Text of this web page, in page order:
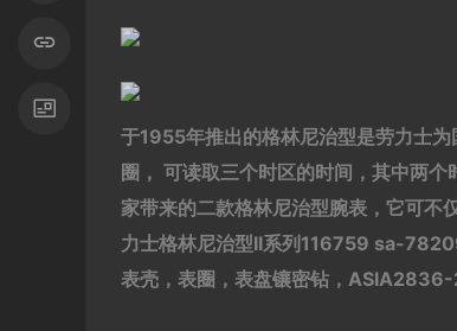
于1955年推出的格林尼治型是劳力士
圈， 可读取三个时区的时间，其中两
家带来的二款格林尼治型腕表，它可不
力士格林尼治型II系列116759 sa-
表壳，表圈，表盘镶密钻，ASIA2836-